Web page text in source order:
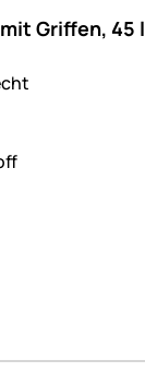
Griffen, 45 l